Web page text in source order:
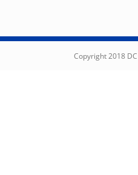
Copyright 2018